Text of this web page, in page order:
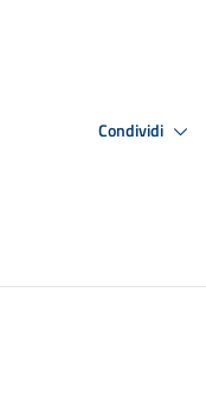
Condividi